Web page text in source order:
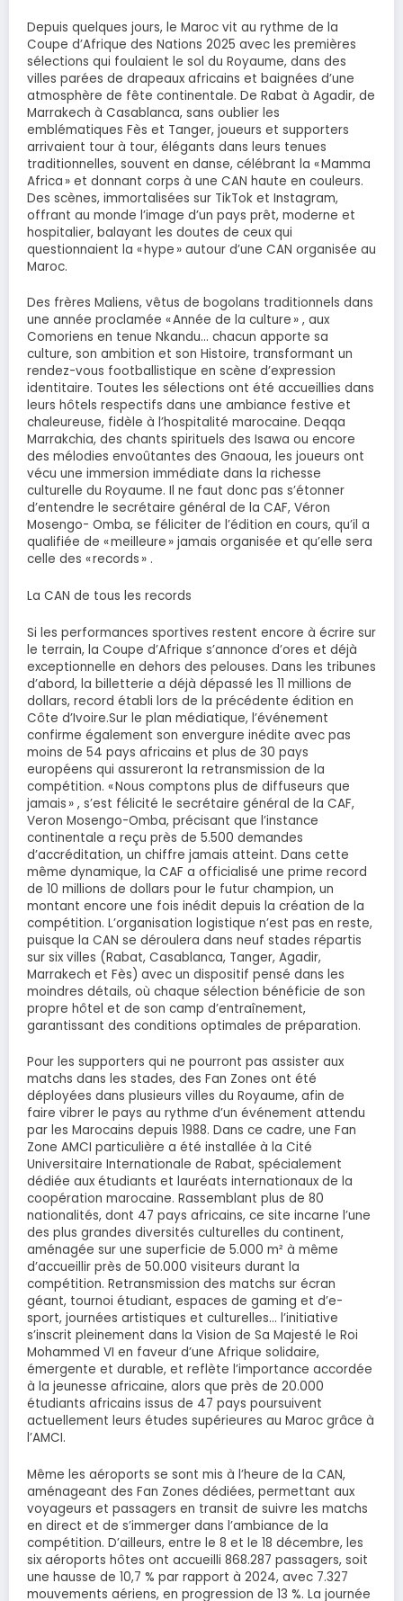
Depuis quelques jours, le Maroc vit au rythme de la
Coupe d’Afrique des Nations 2025 avec les premières
sélections qui foulaient le sol du Royaume, dans des
villes parées de drapeaux africains et baignées d’une
atmosphère de fête continentale. De Rabat à Agadir, de
Marrakech à Casablanca, sans oublier les
emblématiques Fès et Tanger, joueurs et supporters
arrivaient tour à tour, élégants dans leurs tenues
traditionnelles, souvent en danse, célébrant la « Mamma
Africa » et donnant corps à une CAN haute en couleurs.
Des scènes, immortalisées sur TikTok et Instagram,
offrant au monde l’image d’un pays prêt, moderne et
hospitalier, balayant les doutes de ceux qui
questionnaient la « hype » autour d’une CAN organisée au
Maroc.
Des frères Maliens, vêtus de bogolans traditionnels dans
une année proclamée « Année de la culture » , aux
Comoriens en tenue Nkandu… chacun apporte sa
culture, son ambition et son Histoire, transformant un
rendez-vous footballistique en scène d’expression
identitaire. Toutes les sélections ont été accueillies dans
leurs hôtels respectifs dans une ambiance festive et
chaleureuse, fidèle à l’hospitalité marocaine. Deqqa
Marrakchia, des chants spirituels des Isawa ou encore
des mélodies envoûtantes des Gnaoua, les joueurs ont
vécu une immersion immédiate dans la richesse
culturelle du Royaume. Il ne faut donc pas s’étonner
d’entendre le secrétaire général de la CAF, Véron
Mosengo- Omba, se féliciter de l’édition en cours, qu’il a
qualifiée de « meilleure » jamais organisée et qu’elle sera
celle des « records » .
La CAN de tous les records
Si les performances sportives restent encore à écrire sur
le terrain, la Coupe d’Afrique s’annonce d’ores et déjà
exceptionnelle en dehors des pelouses. Dans les tribunes
d’abord, la billetterie a déjà dépassé les 11 millions de
dollars, record établi lors de la précédente édition en
Côte d’Ivoire.Sur le plan médiatique, l’événement
confirme également son envergure inédite avec pas
moins de 54 pays africains et plus de 30 pays
européens qui assureront la retransmission de la
compétition. « Nous comptons plus de diffuseurs que
jamais » , s’est félicité le secrétaire général de la CAF,
Veron Mosengo-Omba, précisant que l’instance
continentale a reçu près de 5.500 demandes
d’accréditation, un chiffre jamais atteint. Dans cette
même dynamique, la CAF a officialisé une prime record
de 10 millions de dollars pour le futur champion, un
montant encore une fois inédit depuis la création de la
compétition. L’organisation logistique n’est pas en reste,
puisque la CAN se déroulera dans neuf stades répartis
sur six villes (Rabat, Casablanca, Tanger, Agadir,
Marrakech et Fès) avec un dispositif pensé dans les
moindres détails, où chaque sélection bénéficie de son
propre hôtel et de son camp d’entraînement,
garantissant des conditions optimales de préparation.
Pour les supporters qui ne pourront pas assister aux
matchs dans les stades, des Fan Zones ont été
déployées dans plusieurs villes du Royaume, afin de
faire vibrer le pays au rythme d’un événement attendu
par les Marocains depuis 1988. Dans ce cadre, une Fan
Zone AMCI particulière a été installée à la Cité
Universitaire Internationale de Rabat, spécialement
dédiée aux étudiants et lauréats internationaux de la
coopération marocaine. Rassemblant plus de 80
nationalités, dont 47 pays africains, ce site incarne l’une
des plus grandes diversités culturelles du continent,
aménagée sur une superficie de 5.000 m² à même
d’accueillir près de 50.000 visiteurs durant la
compétition. Retransmission des matchs sur écran
géant, tournoi étudiant, espaces de gaming et d’e-
sport, journées artistiques et culturelles… l’initiative
s’inscrit pleinement dans la Vision de Sa Majesté le Roi
Mohammed VI en faveur d’une Afrique solidaire,
émergente et durable, et reflète l’importance accordée
à la jeunesse africaine, alors que près de 20.000
étudiants africains issus de 47 pays poursuivent
actuellement leurs études supérieures au Maroc grâce à
l’AMCI.
Même les aéroports se sont mis à l’heure de la CAN,
aménageant des Fan Zones dédiées, permettant aux
voyageurs et passagers en transit de suivre les matchs
en direct et de s’immerger dans l’ambiance de la
compétition. D’ailleurs, entre le 8 et le 18 décembre, les
six aéroports hôtes ont accueilli 868.287 passagers, soit
une hausse de 10,7 % par rapport à 2024, avec 7.327
mouvements aériens, en progression de 13 %. La journée